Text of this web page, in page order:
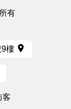
有
樓
客